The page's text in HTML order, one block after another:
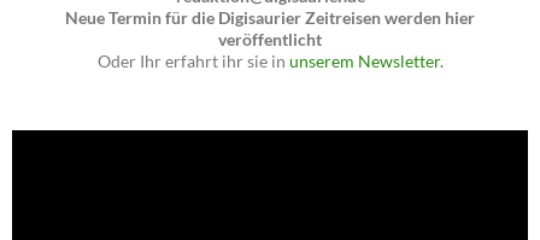
Neue Termin für die Digisaurier Zeitreisen werden hier
veröffentlicht
Oder Ihr erfahrt ihr sie in unserem Newsletter.